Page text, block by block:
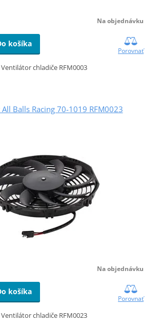
Na objednávku
košíka
Porovnať
Ventilátor chladiče RFM0003
Balls Racing 70-1019 RFM0023
Na objednávku
košíka
Porovnať
Ventilátor chladiče RFM0023